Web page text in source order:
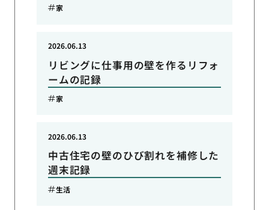
家
リビングに仕事用の壁を作るリフォ
ームの記録
2026.06.13
家
中古住宅の壁のひび割れを補修した
週末記録
2026.06.13
生活